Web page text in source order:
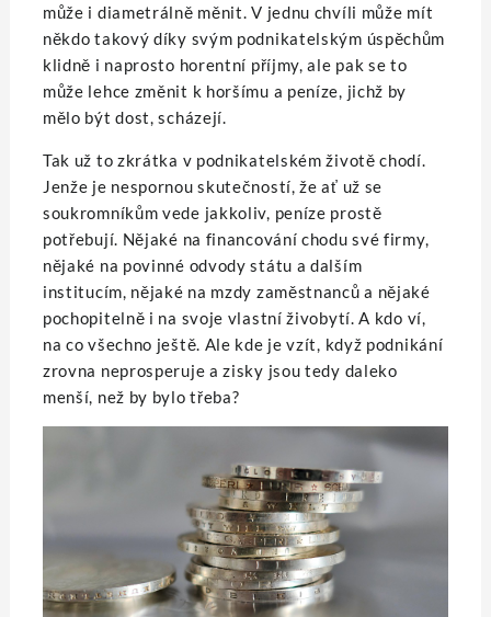
může i diametrálně měnit. V jednu chvíli může mít
někdo takový díky svým podnikatelským úspěchům
klidně i naprosto horentní příjmy, ale pak se to
může lehce změnit k horšímu a peníze, jichž by
mělo být dost, scházejí.
Tak už to zkrátka v podnikatelském životě chodí.
Jenže je nespornou skutečností, že ať už se
soukromníkům vede jakkoliv, peníze prostě
potřebují. Nějaké na financování chodu své firmy,
nějaké na povinné odvody státu a dalším
institucím, nějaké na mzdy zaměstnanců a nějaké
pochopitelně i na svoje vlastní živobytí. A kdo ví,
na co všechno ještě. Ale kde je vzít, když podnikání
zrovna neprosperuje a zisky jsou tedy daleko
menší, než by bylo třeba?